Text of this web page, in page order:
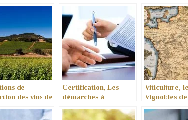
de
des vins de
Certification, Les
démarches à
Viticulture,
Vignobles